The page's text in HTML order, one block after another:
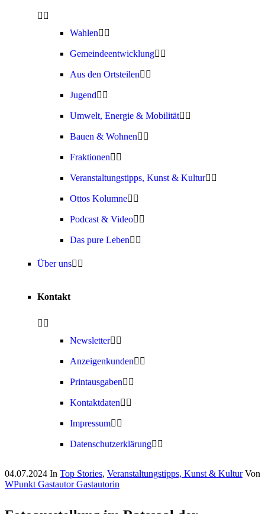
Wahlen
Gemeindeentwicklung
Aus den Ortsteilen
Jugend
Umwelt, Energie & Mobilität
Bauen & Wohnen
Fraktionen
Veranstaltungstipps, Kunst & Kultur
Ottos Kolumne
Podcast & Video
Das pure Leben
Über uns
Kontakt
Newsletter
Anzeigenkunden
Printausgaben
Kontaktdaten
Impressum
Datenschutzerklärung
04.07.2024 In Top Stories, Veranstaltungstipps, Kunst & Kultur Von
WPunkt Gastautor Gastautorin